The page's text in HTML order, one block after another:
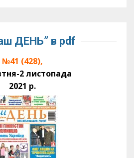
ДЕНЬ” в pdf
№41 (428),
2 листопада
2021 р.